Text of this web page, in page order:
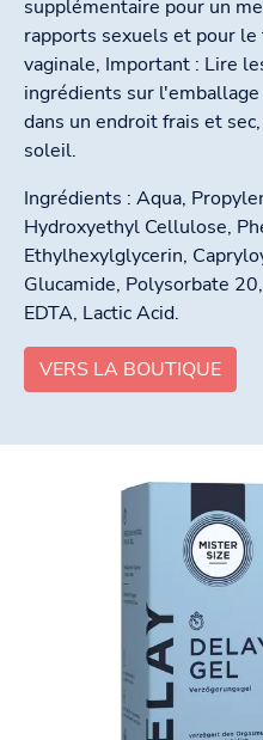
supplémentaire pour un
rapports sexuels et pour
vaginale, Important : Lire
ingrédients sur
dans un endroit frais et
soleil.
Ingrédients : Aqua,
Hydroxyethyl Cellulose,
Ethylhexylglycerin,
Glucamide, Polysorbate
EDTA, Lactic Acid.
VERS LA BOUTIQUE